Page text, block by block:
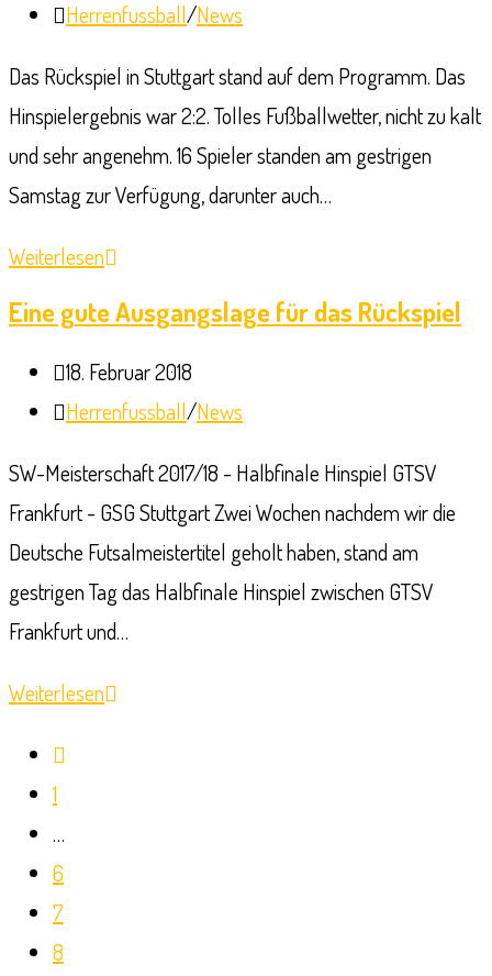
starken
veröffentlicht:
Beitrags-
Herrenfussball/News
Das Rückspiel in Stuttgart stand auf dem Programm. Das
Hinspielergebnis war 2:2. Tolles Fußballwetter, nicht zu kalt
und sehr angenehm. 16 Spieler standen am gestrigen
Samstag zur Verfügung, darunter auch…
Weiterlesen8:0-
in
Stuttgart
Eine gute Ausgangslage für das Rückspiel
Beitrag
veröffentlicht:
18. Februar 2018
Beitrags-
Herrenfussball/News
SW-Meisterschaft 2017/18 - Halbfinale Hinspiel GTSV
Frankfurt - GSG Stuttgart Zwei Wochen nachdem wir die
Deutsche Futsalmeistertitel geholt haben, stand am
gestrigen Tag das Halbfinale Hinspiel zwischen GTSV
Frankfurt und…
WeiterlesenEine
Zur
vorherigen
1
…
6
7
8